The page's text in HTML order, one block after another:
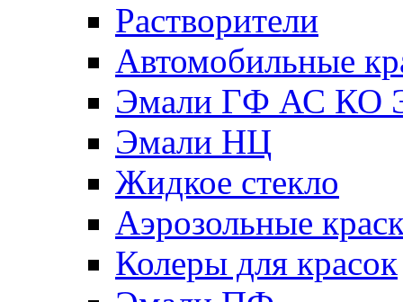
Растворители
Автомобильные
Эмали ГФ АС КО
Эмали НЦ
Жидкое стекло
Аэрозольные
Колеры для красок